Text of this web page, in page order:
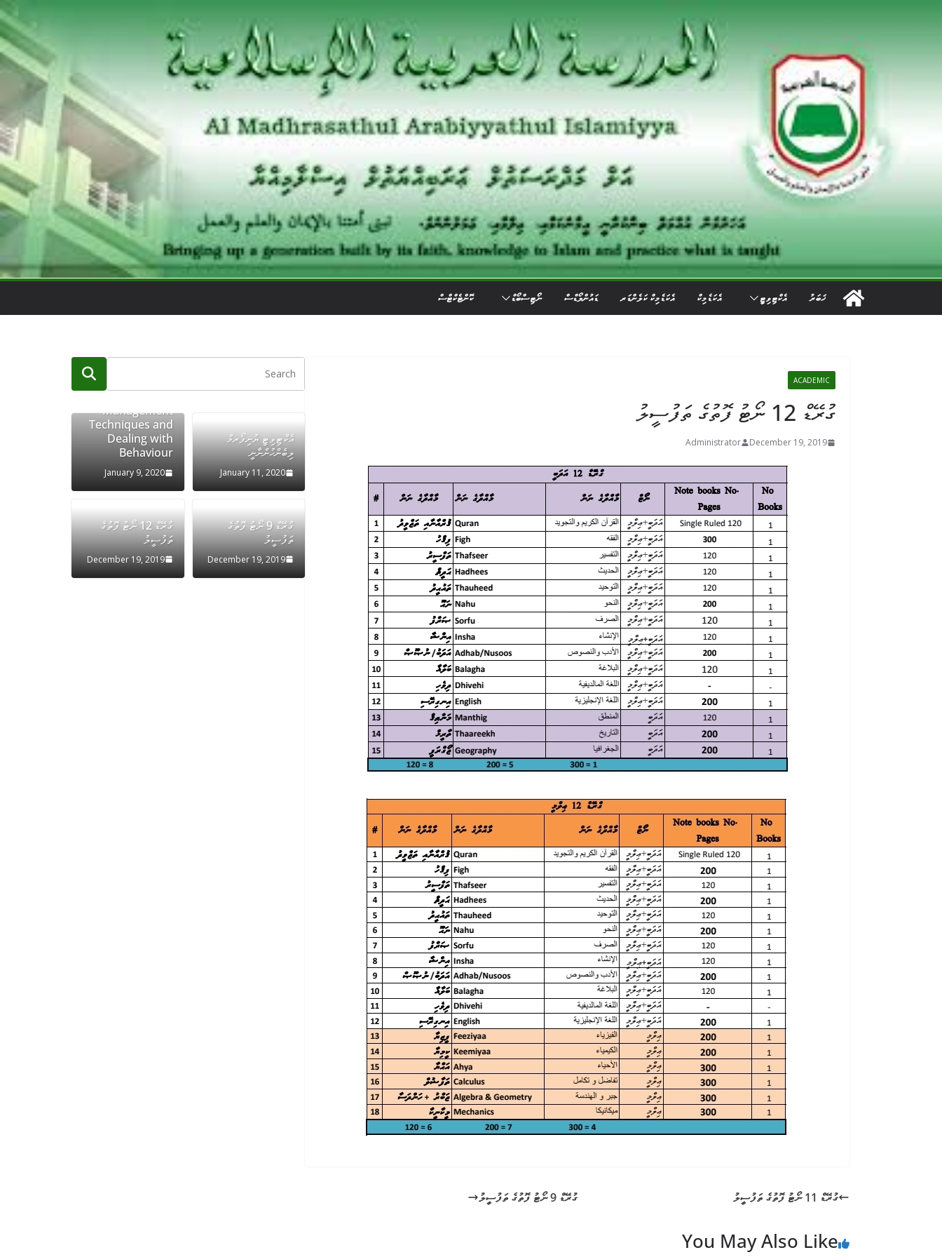
ޚަބަރު އެކްޓިވިޓީ އެކަޑެމިކް އެކަޑެމިކް ކަލެންޑަރ ޑައުންލޯޑްސް ނޯޓިސްބޯޑް ކޮންޓެކްޓްސް
ACADEMIC
ގުރޭޑް 12 ނޯޓު ފޮތުގެ ތަފުސީލު
December 19, 2019
Administrator
ގުރޭޑް 11 ނޯޓު ފޮތުގެ ތަފުސީލު ގުރޭޑް 9 ނޯޓު ފޮތުގެ ތަފުސީލު
You May Also Like
އެކްޓިވިޓީ ޔުނިފޯރމް
ލިބެންހުންނާނީ
January 11, 2020
Management
Techniques and
Dealing with
Behaviour
January 9, 2020
ގުރޭޑް 9 ނޯޓު ފޮތުގެ
ތަފުސީލު
December 19, 2019
ގުރޭޑް 12 ނޯޓު ފޮތުގެ
ތަފުސީލު
December 19, 2019